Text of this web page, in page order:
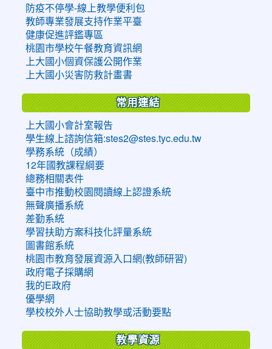
防疫不停學-線上教學便利包
教師專業發展支持作業平臺
健康促進評鑑專區
桃園市學校午餐教育資訊網
上大國小個資保護公開作業
上大國小災害防救計畫書
常用連結
上大國小會計室報告
學生線上諮詢信箱:stes2@stes.tyc.edu.tw
學務系統（成績）
12年國教課程綱要
總務相關表件
臺中市推動校園閱讀線上認證系統
無聲廣播系統
差勤系統
學習扶助方案科技化評量系統
圖書館系統
桃園市教育發展資源入口網(教師研習)
政府電子採購網
我的E政府
優學網
學校校外人士協助教學或活動要點
教學資源